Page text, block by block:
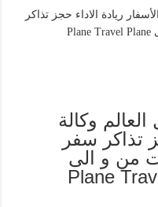
وكالة
تذاكر سفر
من و الى
Plane